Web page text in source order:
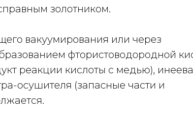
золотником.
вакуумирования или через
фтористоводородной
реакции кислоты с медью),
осушителя (запасные части и